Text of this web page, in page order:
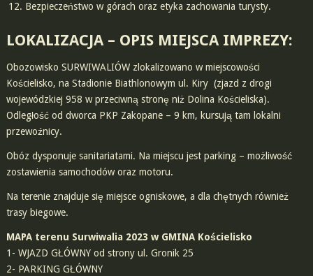
Bezpieczeństwo w górach oraz etyka zachowania turysty.
LOKALIZACJA – OPIS MIEJSCA IMPREZY:
Obozowisko SURWIWALIÓW zlokalizowano w miejscowości
Kościelisko, na Stadionie Biathlonowym ul. Kiry (zjazd z drogi
wojewódzkiej 958 w przeciwną stronę niż Dolina Kościeliska).
Odległość od dworca PKP Zakopane – 9 km, kursują tam lokalni
przewoźnicy.
Obóz dysponuje sanitariatami. Na miejscu jest parking – możliwość
zostawienia samochodów oraz motoru.
Na terenie znajduje się miejsce ogniskowe, a dla chętnych również
trasy biegowe.
MAPA terenu Surwiwalia 2023 w GMINA Kościelisko
1- WJAZD GŁÓWNY od strony ul. Gronik 25
2- PARKING GŁÓWNY